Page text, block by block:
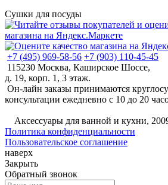
Сушки для посуды
+7 (495) 969-58-56 +7 (903) 110-45-45
115230 Москва, Каширское Шоссе,
д. 19, корп. 1, 3 этаж.
Он-лайн заказы принимаются
консультации ежедневно с 10 до 20
Аксессуары для ванной и кухни,
Политика конфиденциальности
Пользовательское соглашение
наверх
Закрыть
Обратный звонок